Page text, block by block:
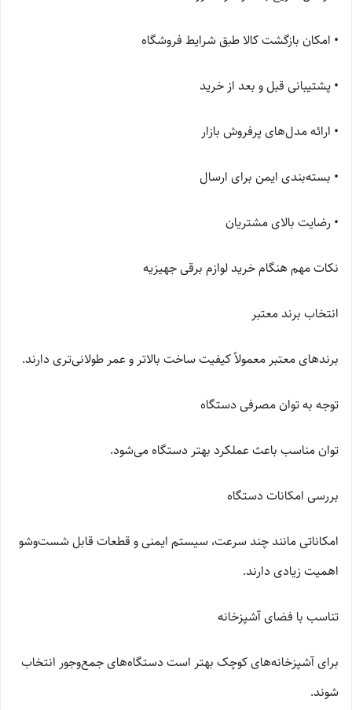
• امکان بازگشت کالا طبق شرایط فروشگاه
• پشتیبانی قبل و بعد از خرید
• ارائه مدل‌های پرفروش بازار
• بسته‌بندی ایمن برای ارسال
• رضایت بالای مشتریان
نکات مهم هنگام خرید لوازم برقی جهیزیه
انتخاب برند معتبر
برندهای معتبر معمولاً کیفیت ساخت بالاتر و عمر طولانی‌تری دارند.
توجه به توان مصرفی دستگاه
توان مناسب باعث عملکرد بهتر دستگاه می‌شود.
بررسی امکانات دستگاه
امکاناتی مانند چند سرعت، سیستم ایمنی و قطعات قابل شست‌وشو
اهمیت زیادی دارند.
تناسب با فضای آشپزخانه
برای آشپزخانه‌های کوچک بهتر است دستگاه‌های جمع‌وجور انتخاب
شوند.